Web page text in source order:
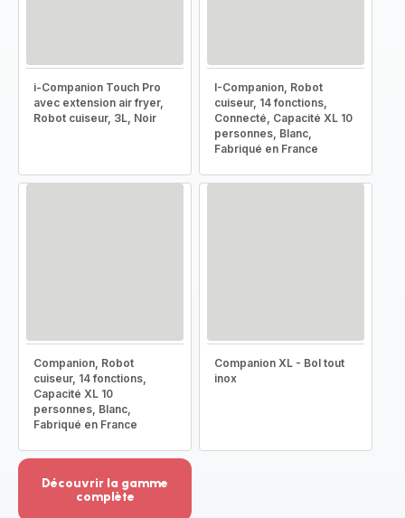
i-Companion Touch Pro
avec extension air fryer,
Robot cuiseur, 3L, Noir
I-Companion, Robot
cuiseur, 14 fonctions,
Connecté, Capacité XL 10
personnes, Blanc,
Fabriqué en France
Companion, Robot
cuiseur, 14 fonctions,
Capacité XL 10
personnes, Blanc,
Fabriqué en France
Companion XL - Bol tout
inox
Découvrir la gamme
complète